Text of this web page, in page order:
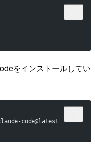
をインストールしてい
code@latest